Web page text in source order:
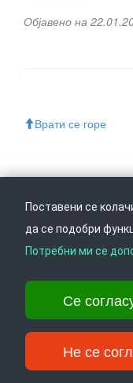
Објавено на
Врати се горе
Тел: +389 2 3103 601
info@ippo.gov.mk
Поставени се
да се подобри
Потребни ми се
Се
Не се